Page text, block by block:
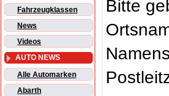
Fahrzeugklassen
News
Videos
AUTO NEWS
Alle Automarken
Abarth
Bitte